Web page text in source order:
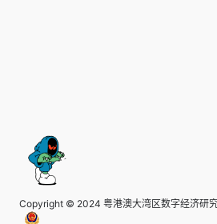
Copyright © 2024 粤港澳大湾区数字经济研